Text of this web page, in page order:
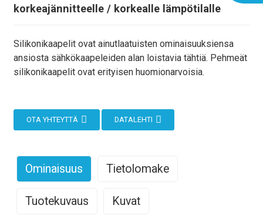
korkeajännitteelle / korkealle lämpötilalle
Silikonikaapelit ovat ainutlaatuisten ominaisuuksiensa
ansiosta sähkökaapeleiden alan loistavia tähtiä. Pehmeät
silikonikaapelit ovat erityisen huomionarvoisia.
OTA YHTEYTTÄ DATALEHTI
Ominaisuus Tietolomake
Tuotekuvaus Kuvat